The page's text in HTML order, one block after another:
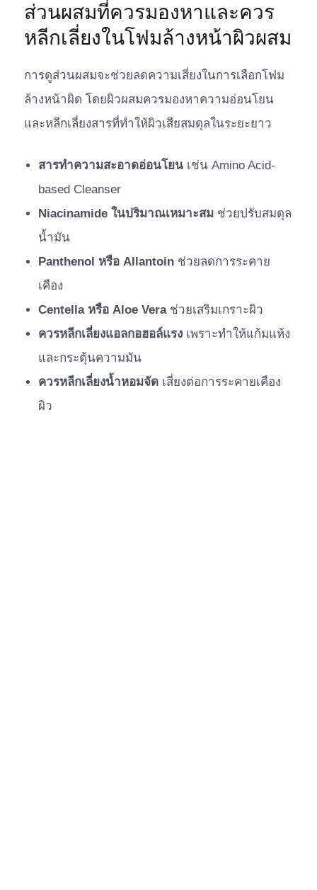
ส่วนผสมที่ควรมองหาและควร
หลีกเลี่ยงในโฟมล้างหน้าผิวผสม
การดูส่วนผสมจะช่วยลดความเสี่ยงในการเลือกโฟม
ล้างหน้าผิด โดยผิวผสมควรมองหาความอ่อนโยน
และหลีกเลี่ยงสารที่ทำให้ผิวเสียสมดุลในระยะยาว
สารทำความสะอาดอ่อนโยน เช่น Amino Acid-
based Cleanser
Niacinamide ในปริมาณเหมาะสม ช่วยปรับสมดุล
น้ำมัน
Panthenol หรือ Allantoin ช่วยลดการระคาย
เคือง
Centella หรือ Aloe Veraช่วยเสริมเกราะผิว
ควรหลีกเลี่ยงแอลกอฮอล์แรง เพราะทำให้แก้มแห้ง
และกระตุ้นความมัน
ควรหลีกเลี่ยงน้ำหอมจัด เสี่ยงต่อการระคายเคือง
ผิว